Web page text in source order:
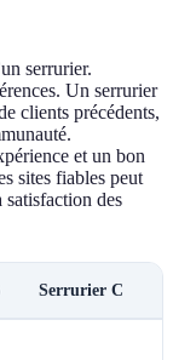
serrurier.
Un serrurier
clients précédents,
et un bon
sites fiables peut
des
Serrurier C